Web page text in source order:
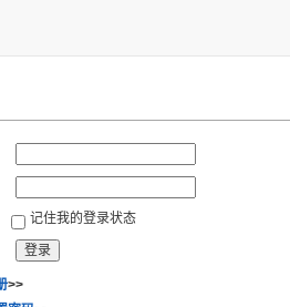
记住我的登录状态
>>